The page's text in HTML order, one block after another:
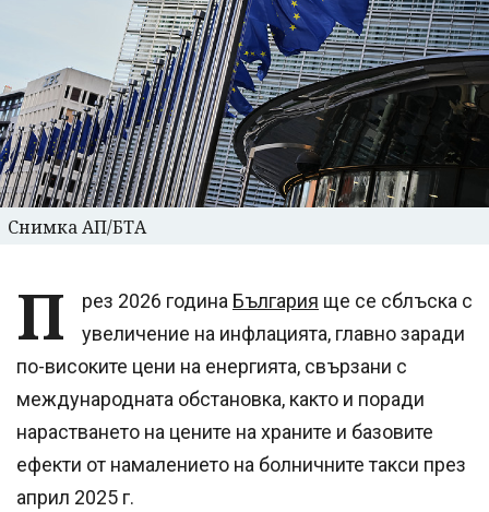
Снимка АП/БТА
П рез 2026 година България ще се сблъска с
увеличение на инфлацията, главно заради
по-високите цени на енергията, свързани с
международната обстановка, както и поради
нарастването на цените на храните и базовите
ефекти от намалението на болничните такси през
април 2025 г.